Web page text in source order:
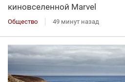
киновселенной Marvel
Общество 49 минут назад